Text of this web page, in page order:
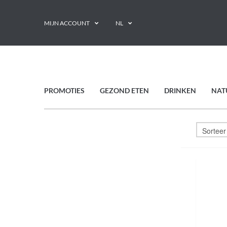
MIJN ACCOUNT NL
PROMOTIES GEZOND ETEN DRINKEN